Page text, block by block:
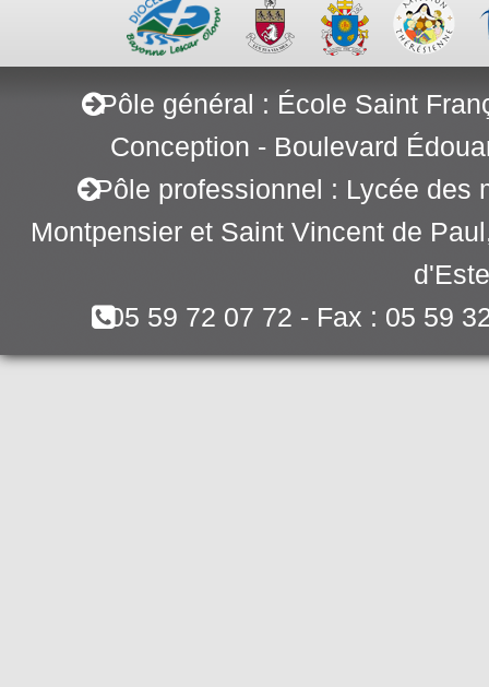
Pôle général : École Saint
Conception - Boulevard
Pôle professionnel : Lycée des
Montpensier et Saint Vincent de
05 59 72 07 72 - Fax : 05 59